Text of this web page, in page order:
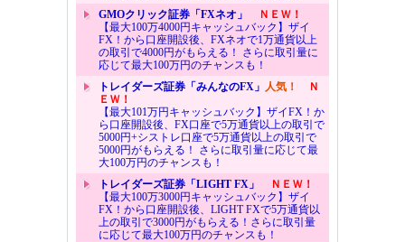
GMOクリック証券「FXネオ」
ＮＥＷ！
【最大100万4000円キャッシュバック】ザイ
FX！から口座開設後、FXネオで1万通貨以上
の取引で4000円がもらえる！ さらに取引量に
応じて最大100万円のチャンスも！
トレイダーズ証券「みんなのFX」 人気！
Ｎ
ＥＷ！
【最大101万円キャッシュバック】ザイFX！か
ら口座開設後、FX口座で5万通貨以上の取引で
5000円+シストレ口座で5万通貨以上の取引で
5000円がもらえる！ さらに取引量に応じて最
大100万円のチャンスも！
トレイダーズ証券「LIGHT FX」
ＮＥＷ！
【最大100万3000円キャッシュバック】ザイ
FX！から口座開設後、LIGHT FXで5万通貨以
上の取引で3000円がもらえる！さらに取引量
に応じて最大100万円のチャンスも！